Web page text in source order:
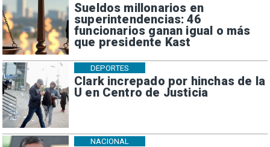
Sueldos millonarios en
superintendencias: 46
funcionarios ganan igual o más
que presidente Kast
Clark increpado por hinchas de la
U en Centro de Justicia
DEPORTES
NACIONAL